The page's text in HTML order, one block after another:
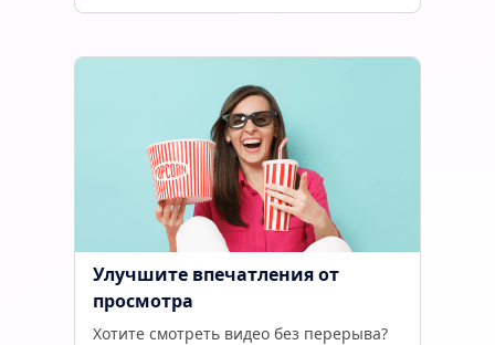
Улучшите впечатления от
просмотра
Хотите смотреть видео без перерыва?